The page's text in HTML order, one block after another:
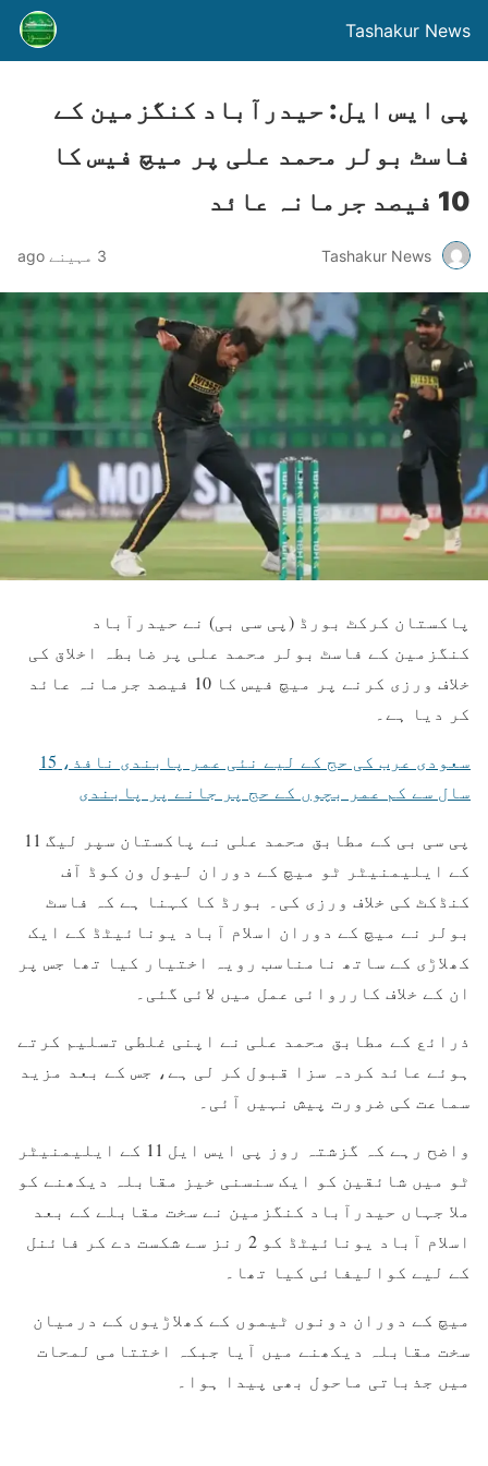
Tashakur News
پی ایس ایل: حیدرآباد کنگزمین کے
فاسٹ بولر محمد علی پر میچ فیس کا
10 فیصد جرمانہ عائد
Tashakur News 3 مہینے ago
پاکستان کرکٹ بورڈ (پی سی بی) نے حیدرآباد
کنگزمین کے فاسٹ بولر محمد علی پر ضابطہ اخلاق کی
خلاف ورزی کرنے پر میچ فیس کا 10 فیصد جرمانہ عائد
کر دیا ہے۔
سعودی عرب کی حج کے لیے نئی عمر پابندی نافذ، 15
سال سے کم عمر بچوں کے حج پر جانے پر پابندی
پی سی بی کے مطابق محمد علی نے پاکستان سپر لیگ 11
کے ایلیمنیٹر ٹو میچ کے دوران لیول ون کوڈ آف
کنڈکٹ کی خلاف ورزی کی۔ بورڈ کا کہنا ہے کہ فاسٹ
بولر نے میچ کے دوران اسلام آباد یونائیٹڈ کے ایک
کھلاڑی کے ساتھ نامناسب رویہ اختیار کیا تھا جس پر
ان کے خلاف کارروائی عمل میں لائی گئی۔
ذرائع کے مطابق محمد علی نے اپنی غلطی تسلیم کرتے
ہوئے عائد کردہ سزا قبول کر لی ہے، جس کے بعد مزید
سماعت کی ضرورت پیش نہیں آئی۔
واضح رہے کہ گزشتہ روز پی ایس ایل 11 کے ایلیمنیٹر
ٹو میں شائقین کو ایک سنسنی خیز مقابلہ دیکھنے کو
ملا جہاں حیدرآباد کنگزمین نے سخت مقابلے کے بعد
اسلام آباد یونائیٹڈ کو 2 رنز سے شکست دے کر فائنل
کے لیے کوالیفائی کیا تھا۔
میچ کے دوران دونوں ٹیموں کے کھلاڑیوں کے درمیان
سخت مقابلہ دیکھنے میں آیا جبکہ اختتامی لمحات
میں جذباتی ماحول بھی پیدا ہوا۔